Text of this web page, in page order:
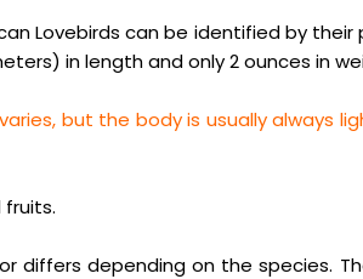
Lovebirds can be identified by
in length and only 2 ounces in
but the body is usually always
differs depending on the species.